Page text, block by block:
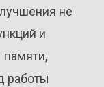
не
и
памяти,
работы